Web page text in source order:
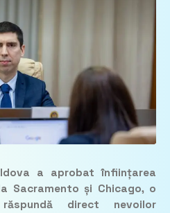
a aprobat înființarea
Sacramento și Chicago, o
direct nevoilor